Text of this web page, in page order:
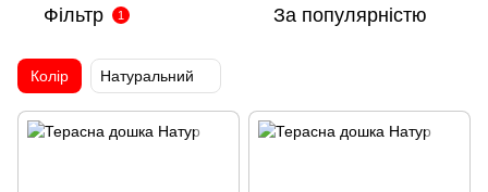
Фільтр 1 За популярністю
Колір Натуральний